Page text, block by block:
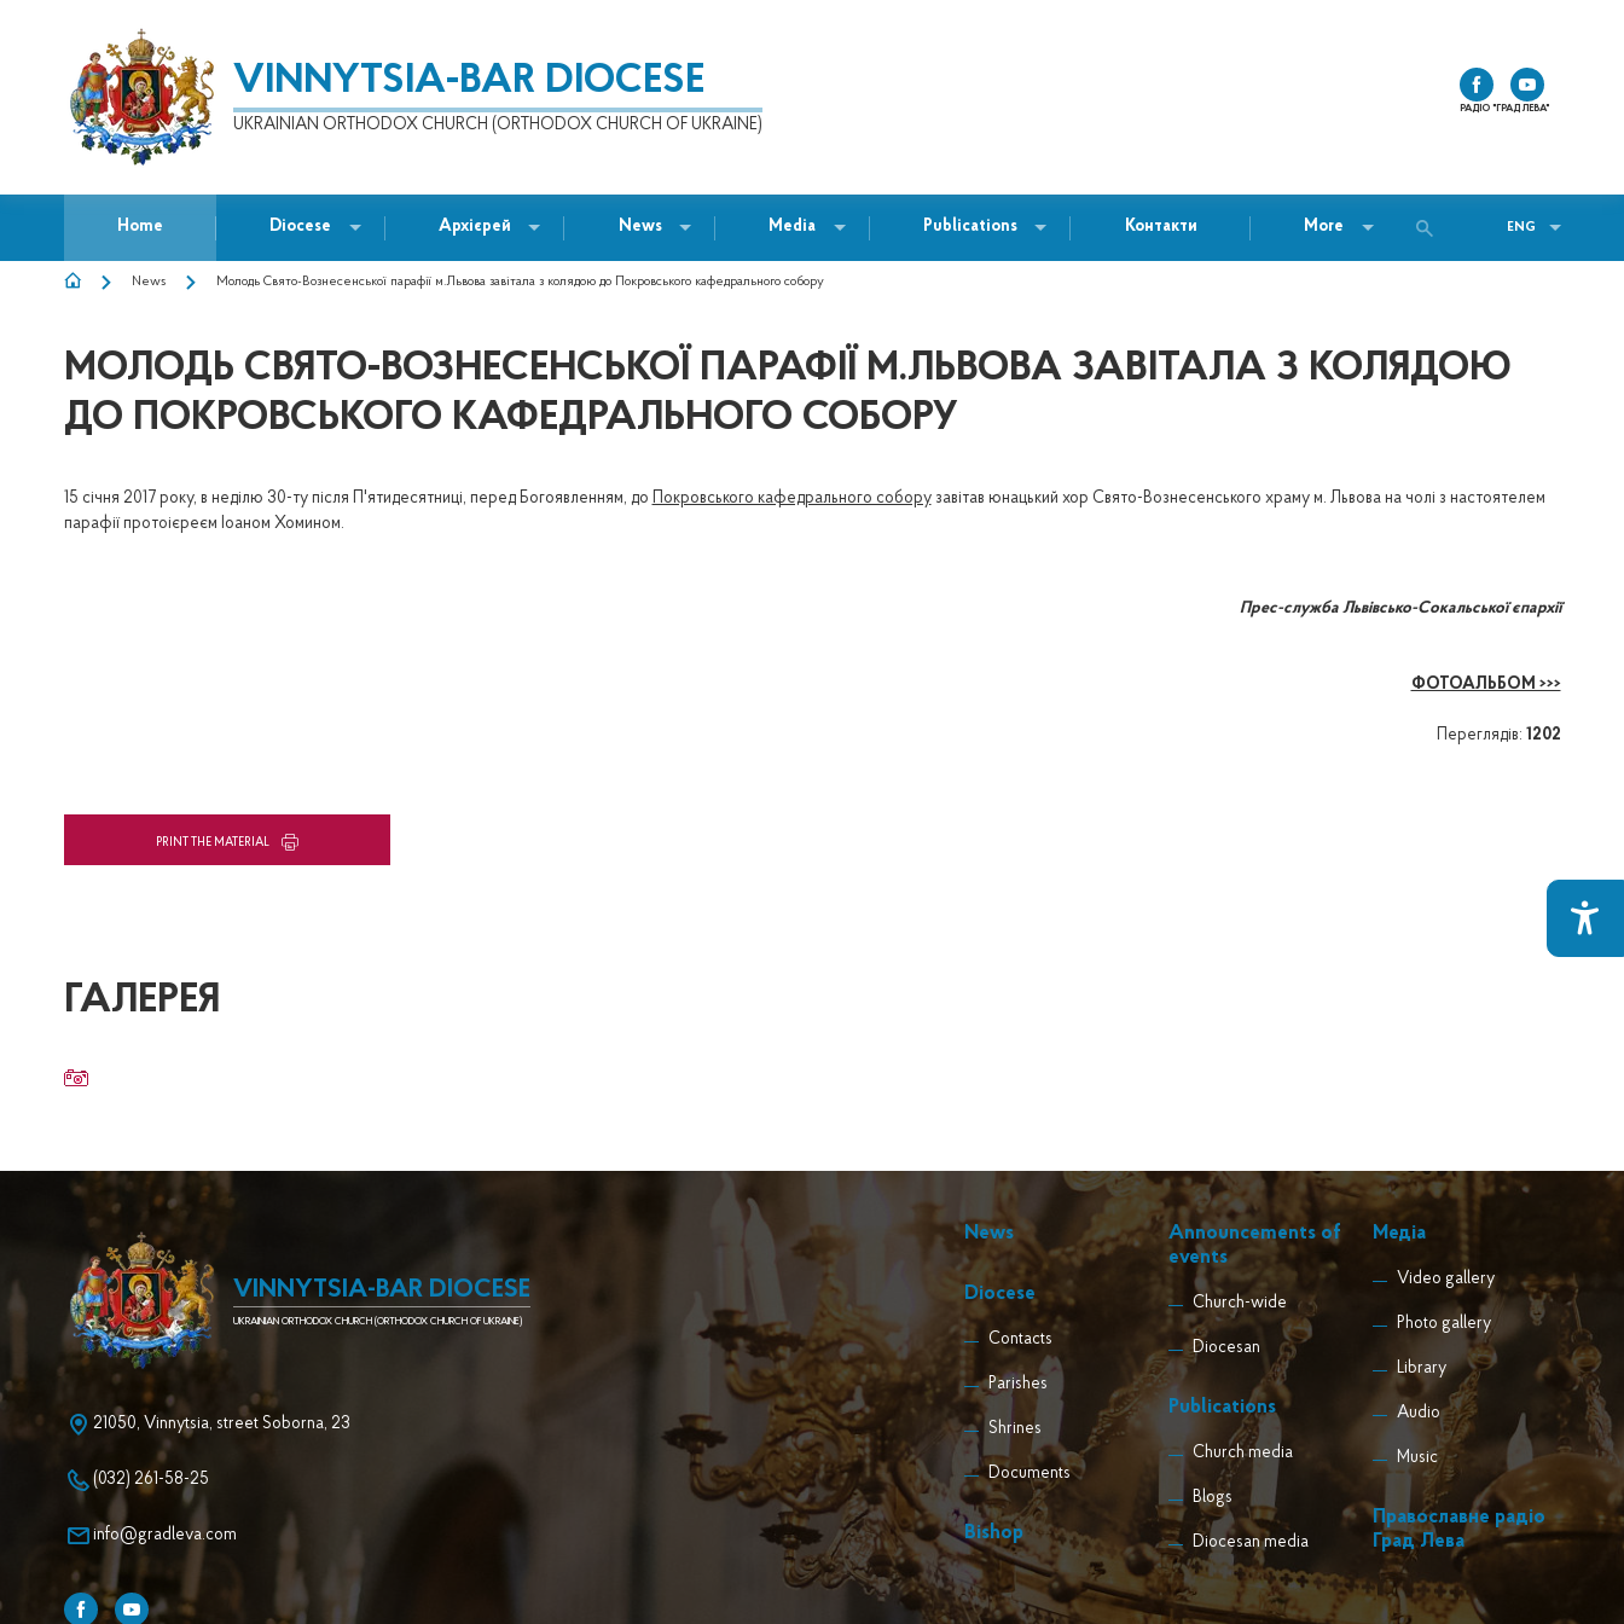
VINNYTSIA-BAR DIOCESE
UKRAINIAN ORTHODOX CHURCH (ORTHODOX CHURCH OF UKRAINE)
РАДІО "ГРАД ЛЕВА"
Home Diocese Архієрей News Media Publications Контакти More ENG
BREADCRUMB
News Молодь Свято-Вознесенської парафії м.Львова завітала з колядою до Покровського кафедрального собору
МОЛОДЬ СВЯТО-ВОЗНЕСЕНСЬКОЇ ПАРАФІЇ М.ЛЬВОВА ЗАВІТАЛА З КОЛЯДОЮ
ДО ПОКРОВСЬКОГО КАФЕДРАЛЬНОГО СОБОРУ
15 січня 2017 року, в неділю 30-ту після П'ятидесятниці, перед Богоявленням, до Покровського кафедрального соборузавітав юнацький хор Свято-Вознесенського храму м. Львова на чолі з настоятелем
парафії протоієреєм Іоаном Хомином.
Прес-служба Львівсько-Сокальської єпархії
ФОТОАЛЬБОМ >>>
Переглядів: 1202
PRINT THE MATERIAL
ГАЛЕРЕЯ
VINNYTSIA-BAR DIOCESE
UKRAINIAN ORTHODOX CHURCH (ORTHODOX CHURCH OF UKRAINE)
21050, Vinnytsia, street Soborna, 23
(032) 261-58-25
info@gradleva.com
News
Diocese
Contacts
Parishes
Shrines
Documents
Bishop
Announcements of
events
Church-wide
Diocesan
Publications
Church media
Blogs
Diocesan media
Медіа
Video gallery
Photo gallery
Library
Audio
Music
Православне радіо
Град Лева